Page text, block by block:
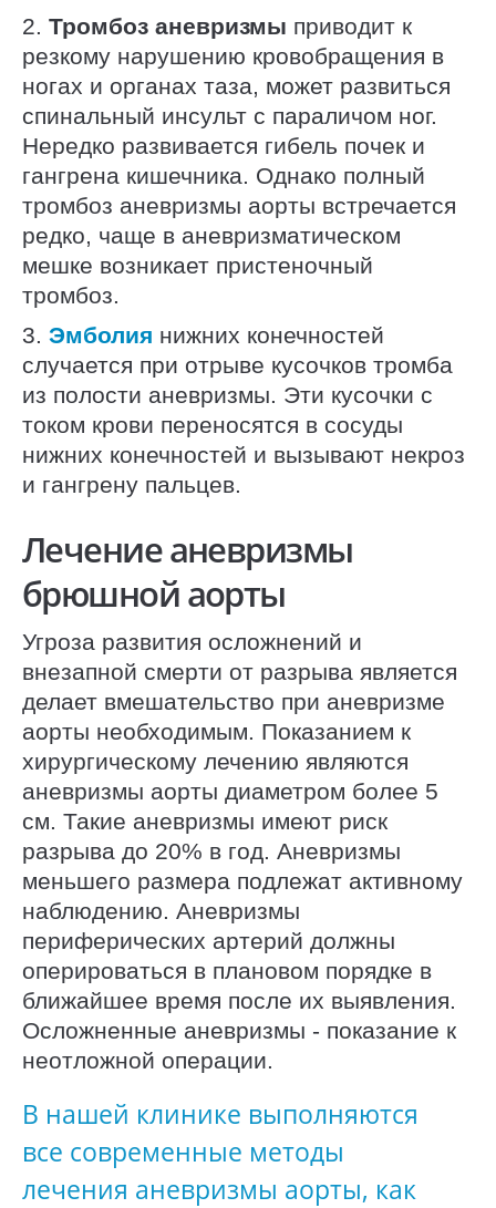
2. Тромбоз аневризмы приводит к
резкому нарушению кровобращения в
ногах и органах таза, может развиться
спинальный инсульт с параличом ног.
Нередко развивается гибель почек и
гангрена кишечника. Однако полный
тромбоз аневризмы аорты встречается
редко, чаще в аневризматическом
мешке возникает пристеночный
тромбоз.
3. Эмболия нижних конечностей
случается при отрыве кусочков тромба
из полости аневризмы. Эти кусочки с
током крови переносятся в сосуды
нижних конечностей и вызывают некроз
и гангрену пальцев.
Лечение аневризмы
брюшной аорты
Угроза развития осложнений и
внезапной смерти от разрыва является
делает вмешательство при аневризме
аорты необходимым. Показанием к
хирургическому лечению являются
аневризмы аорты диаметром более 5
см. Такие аневризмы имеют риск
разрыва до 20% в год. Аневризмы
меньшего размера подлежат активному
наблюдению. Аневризмы
периферических артерий должны
оперироваться в плановом порядке в
ближайшее время после их выявления.
Осложненные аневризмы - показание к
неотложной операции.
В нашей клинике выполняются
все современные методы
лечения аневризмы аорты, как